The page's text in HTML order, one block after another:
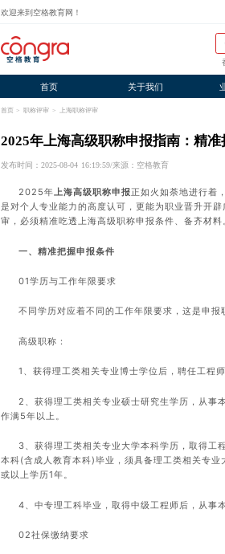
欢迎来到空格教育网！
首页 关于我们
首页 > 职称评审 > 上海职称评审
2025年上海高级职称申报指南：精
发布时间：2025-08-04 16:19:59/来源：空格教育
2025年上海高级职称申报正如火如荼地进行着
是对个人专业能力的高度认可，更能为职业晋升开
审，必须精准吃透上海高级职称申报条件、备齐材料
一、精准把握申报条件
01学历与工作年限要求
不同学历对应着不同的工作年限要求，这是申报
高级职称：
1、获得理工类相关专业博士学位后，聘任工程
2、获得理工类相关专业硕士研究生学历，从事
作满5年以上。
3、获得理工类相关专业大学本科学历，取得工
本科(含成人教育本科)毕业，须具备理工类相关专
或以上学历1年。
4、中专理工科毕业，取得中级工程师后，从事
02社保缴纳要求